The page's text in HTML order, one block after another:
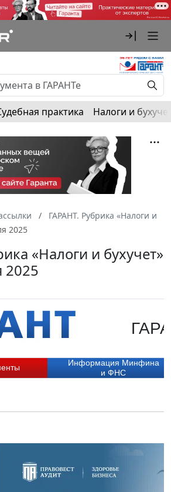
практика Налоги и
ГАРАНТ. Рубрика «Налоги и
2025
«Налоги и бухучет»
2025
Информация Минфина
и ФНС